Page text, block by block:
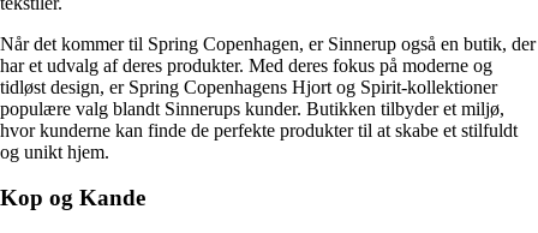
Når det kommer til Spring Copenhagen, er Sinnerup også en butik, der
har et udvalg af deres produkter. Med deres fokus på moderne og
tidløst design, er Spring Copenhagens Hjort og Spirit-kollektioner
populære valg blandt Sinnerups kunder. Butikken tilbyder et miljø,
hvor kunderne kan finde de perfekte produkter til at skabe et stilfuldt
og unikt hjem.
Kop og Kande